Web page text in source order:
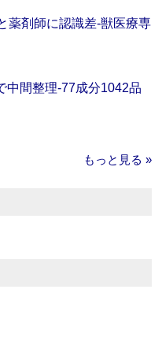
薬剤師に認識差‐獣医療専
中間整理‐77成分1042品
もっと見る »